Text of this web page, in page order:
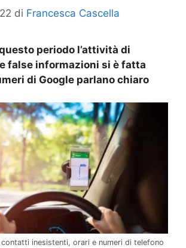
di Francesca Cascella
periodo l’attività di
false informazioni si è fatta
di Google parlano chiaro
inesistenti, orari e numeri di telefono